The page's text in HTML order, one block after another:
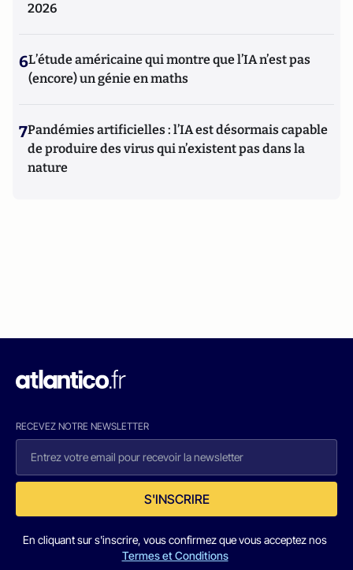
2026
6L’étude américaine qui montre que l’IA n’est pas
(encore) un génie en maths
7Pandémies artificielles : l’IA est désormais capable
de produire des virus qui n’existent pas dans la
nature
RECEVEZ NOTRE NEWSLETTER
S'INSCRIRE
En cliquant sur s'inscrire, vous confirmez que vous acceptez nos
Termes et Conditions